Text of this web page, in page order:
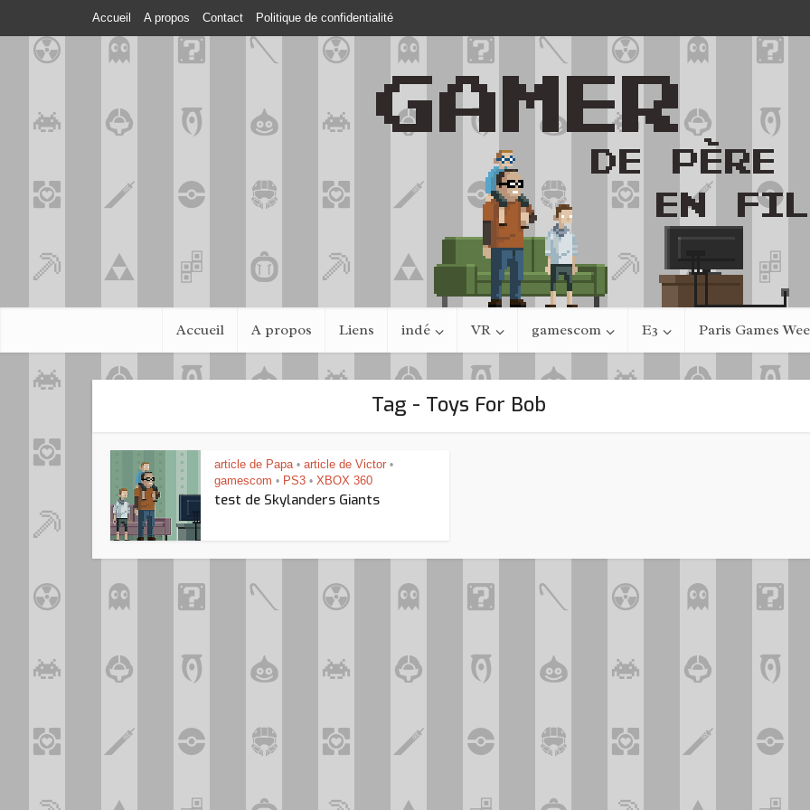
Accueil A propos Contact Politique de confidentialité
Accueil A propos Liens indé VR gamescom E3 Paris Games
Tag - Toys For Bob
article de Papa • article de Victor •
gamescom • PS3 • XBOX 360
test de Skylanders Giants
Looking for Fael
Assassin’s Creed Black